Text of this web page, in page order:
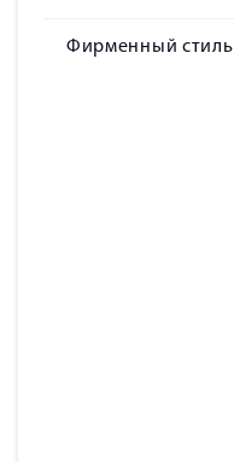
Фирменный стиль